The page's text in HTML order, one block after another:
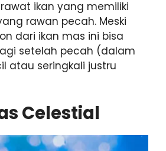
ikan yang memiliki
rawan pecah. Meski
dari ikan mas ini bisa
setelah pecah (dalam
atau seringkali justru
Celestial